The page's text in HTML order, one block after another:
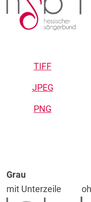
TIFF
JPEG
PNG
Grau
mit Unterzeile